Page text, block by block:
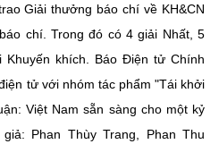
Giải thưởng báo chí về KH&CN
chí. Trong đó có 4 giải Nhất, 5
khích. Báo Điện tử Chính
tử với nhóm tác phẩm "Tái khởi
Việt Nam sẵn sàng cho một kỷ
Phan Thùy Trang, Phan Thu